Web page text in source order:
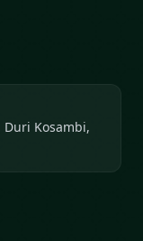
Duri Kosambi,